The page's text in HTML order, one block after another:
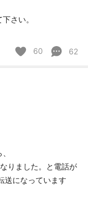
さい。
60 62
りました。と電話が
送になっています